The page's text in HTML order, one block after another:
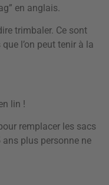
en anglais.
trimbaler. Ce sont
l’on peut tenir à la
lin !
remplacer les sacs
ans plus personne ne